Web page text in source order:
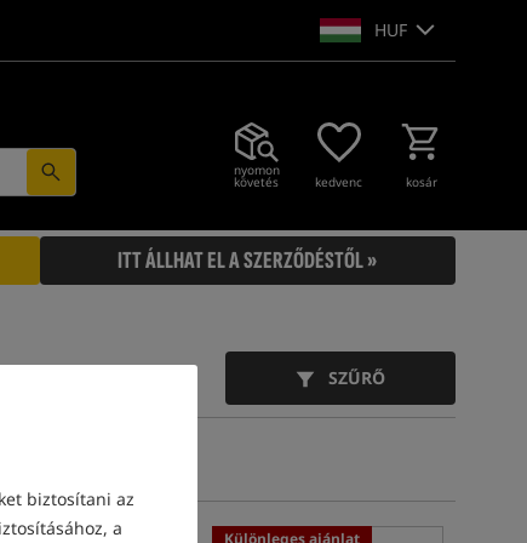
biztosítani az
a
HUF
nyomon
követés kedvenc kosár
ITT ÁLLHAT EL A SZERZŐDÉSTŐL »
SZŰRŐ
ajánlat Különleges ajánlat